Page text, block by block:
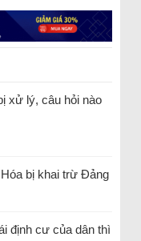
xử lý, câu hỏi nào
bị khai trừ Đảng
định cư của dân thì